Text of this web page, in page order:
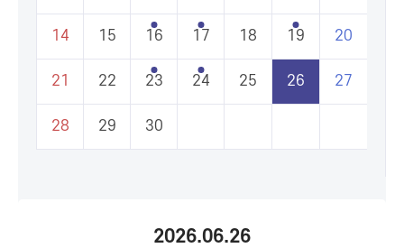
14 15 16 17 18 19 20
21 22 23 24 25 26 27
28 29 30
2026.06.26